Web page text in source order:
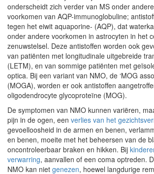
onderscheidt zich verder van MS onder
voorkomen van AQP-immunoglobuline;
tegen het eiwit aquaporine- (AQP), dat
onder andere voorkomen in astrocyten in het
zenuwstelsel. Deze antistoffen worden ook
van patiënten met longitudinale uitgebreide
(LETM), en van sommige patiënten met
optica. Bij een variant van NMO, de ‘MOG
(MOGA), worden er ook antistoffen
oligodendrocyte glycoproteïne (MOG).
De symptomen van NMO kunnen variëren,
pijn in de ogen, een verlies van het
gevoelloosheid in de armen en benen,
en benen, moeite met het beheersen van de
oncontroleerbaar braken en hikken. Bij
verwarring, aanvallen of een coma optreden.
NMO kan niet genezen, hoewel langdurige